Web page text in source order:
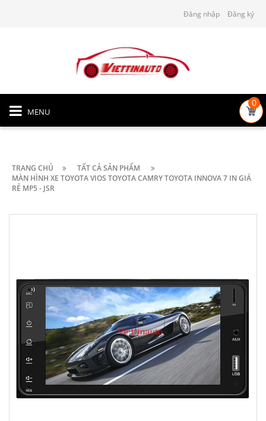
Đăng nhập Đăng ký
MENU
0
TRANG CHỦ
TẤT CẢ SẢN PHẨM
MÀN HÌNH XE TOYOTA VIOS TOYOTA CAMRY TOYOTA INNOVA 7 IN GIÁ
RẺ MP5 - JSR